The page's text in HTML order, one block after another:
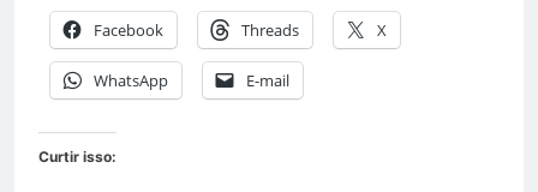
Facebook Threads X
WhatsApp E-mail
Curtir isso: